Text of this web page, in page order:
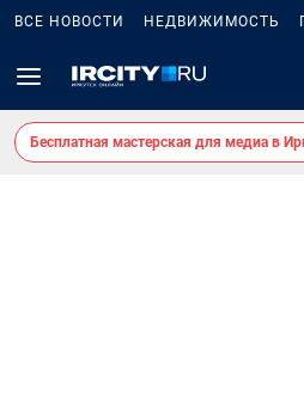
ВСЕ НОВОСТИ НЕДВИЖИМОСТЬ
Бесплатная мастерская для медиа в